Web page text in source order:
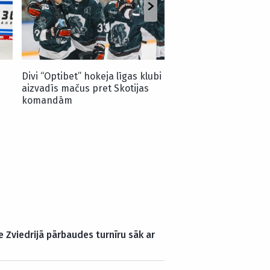
Divi “Optibet” hokeja līgas klubi
aizvadīs mačus pret Skotijas
komandām
Zviedrijā pārbaudes turnīru sāk ar